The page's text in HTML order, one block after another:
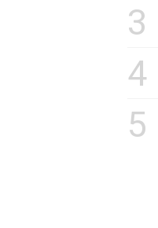
3
4
5